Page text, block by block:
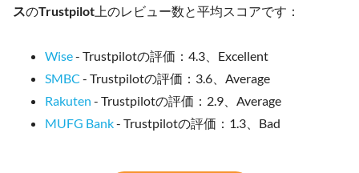
スのTrustpilot 上のレビュー数と平均スコアです：
Wise- Trustpilotの評価：4.3、Excellent
SMBC - Trustpilotの評価：3.6、Average
Rakuten - Trustpilotの評価：2.9、Average
MUFG Bank- Trustpilotの評価：1.3、Bad